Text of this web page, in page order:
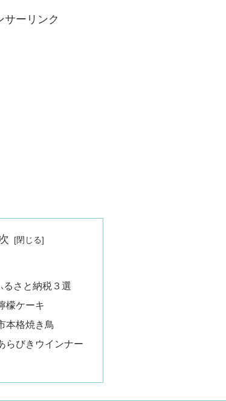
サーリンク
るさと納税３選
檬ケーキ
本格焼き鳥
らびきウインナー